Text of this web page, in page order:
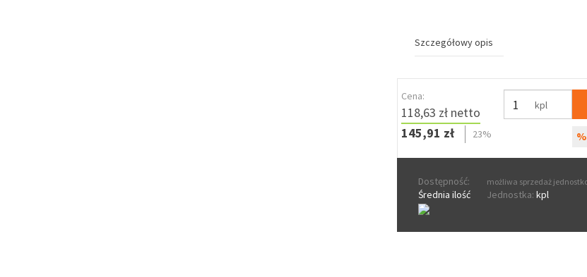
Szczegółowy opis
Cena:
118,63 zł netto
145,91 zł
23%
kpl
%
Dostępność:
Średnia ilość
możliwa sprzedaż
Jednostka: kpl